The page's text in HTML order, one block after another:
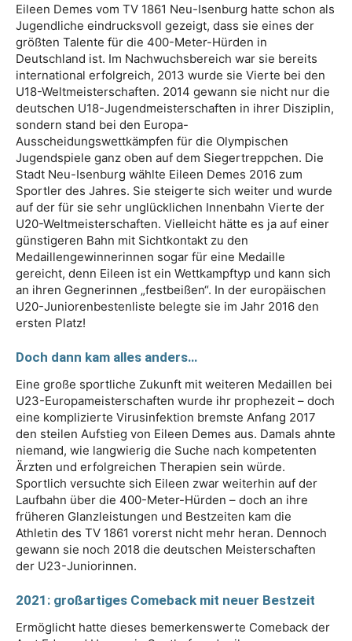
Eileen Demes vom TV 1861 Neu-Isenburg hatte schon als
Jugendliche eindrucksvoll gezeigt, dass sie eines der
größten Talente für die 400-Meter-Hürden in
Deutschland ist. Im Nachwuchsbereich war sie bereits
international erfolgreich, 2013 wurde sie Vierte bei den
U18-Weltmeisterschaften. 2014 gewann sie nicht nur die
deutschen U18-Jugendmeisterschaften in ihrer Disziplin,
sondern stand bei den Europa-
Ausscheidungswettkämpfen für die Olympischen
Jugendspiele ganz oben auf dem Siegertreppchen. Die
Stadt Neu-Isenburg wählte Eileen Demes 2016 zum
Sportler des Jahres. Sie steigerte sich weiter und wurde
auf der für sie sehr unglücklichen Innenbahn Vierte der
U20-Weltmeisterschaften. Vielleicht hätte es ja auf einer
günstigeren Bahn mit Sichtkontakt zu den
Medaillengewinnerinnen sogar für eine Medaille
gereicht, denn Eileen ist ein Wettkampftyp und kann sich
an ihren Gegnerinnen „festbeißen“. In der europäischen
U20-Juniorenbestenliste belegte sie im Jahr 2016 den
ersten Platz!
Doch dann kam alles anders…
Eine große sportliche Zukunft mit weiteren Medaillen bei
U23-Europameisterschaften wurde ihr prophezeit – doch
eine komplizierte Virusinfektion bremste Anfang 2017
den steilen Aufstieg von Eileen Demes aus. Damals ahnte
niemand, wie langwierig die Suche nach kompetenten
Ärzten und erfolgreichen Therapien sein würde.
Sportlich versuchte sich Eileen zwar weiterhin auf der
Laufbahn über die 400-Meter-Hürden – doch an ihre
früheren Glanzleistungen und Bestzeiten kam die
Athletin des TV 1861 vorerst nicht mehr heran. Dennoch
gewann sie noch 2018 die deutschen Meisterschaften
der U23-Juniorinnen.
2021: großartiges Comeback mit neuer Bestzeit
Ermöglicht hatte dieses bemerkenswerte Comeback der